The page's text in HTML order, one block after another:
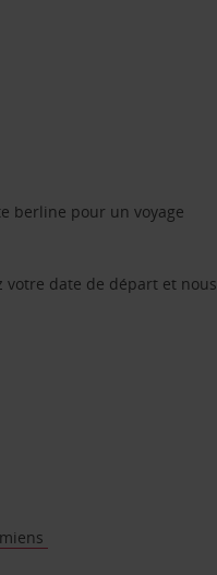
berline pour un voyage
votre date de départ et nous